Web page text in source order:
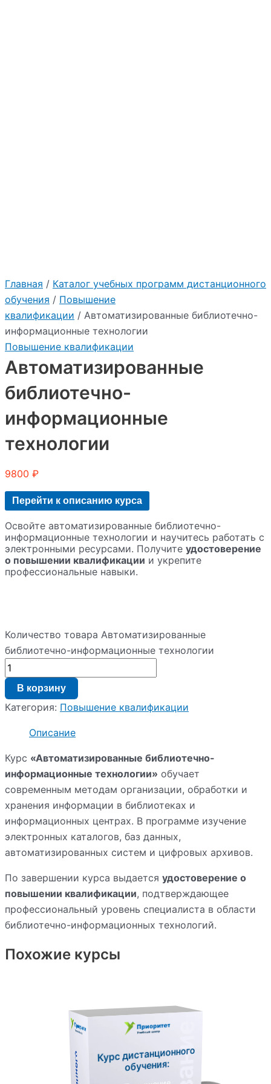
Главная / Каталог учебных программ дистанционного
обучения / Повышение
квалификации / Автоматизированные библиотечно-
информационные технологии
Повышение квалификации
Автоматизированные
библиотечно-
информационные
технологии
9800 ₽
Перейти к описанию курса
Освойте автоматизированные библиотечно-
информационные технологии и научитесь работать с
электронными ресурсами. Получите удостоверение
о повышении квалификации и укрепите
профессиональные навыки.
Количество товара Автоматизированные
библиотечно-информационные технологии
В корзину
Категория: Повышение квалификации
Описание
Курс «Автоматизированные библиотечно-
информационные технологии» обучает
современным методам организации, обработки и
хранения информации в библиотеках и
информационных центрах. В программе изучение
электронных каталогов, баз данных,
автоматизированных систем и цифровых архивов.
По завершении курса выдается удостоверение о
повышении квалификации, подтверждающее
профессиональный уровень специалиста в области
библиотечно-информационных технологий.
Похожие курсы
Курс дистанционного
обучения: